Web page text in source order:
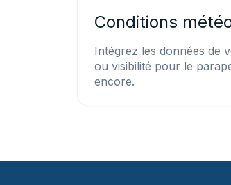
Conditions
Intégrez les données de
ou visibilité pour le
encore.